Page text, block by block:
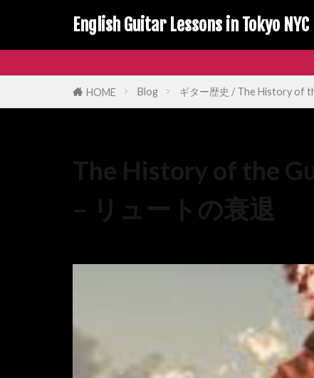
English Guitar Lessons in Tokyo NYC
HOME Blog ギター歴史 / The History of
The History of the
– リュートの衰退